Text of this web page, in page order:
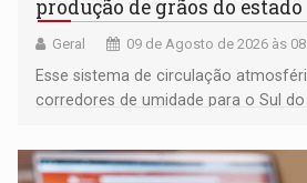
produção de grãos do estado
Geral 09 de Agosto de 2026 às
Esse sistema de circulação
corredores de umidade para o Sul do